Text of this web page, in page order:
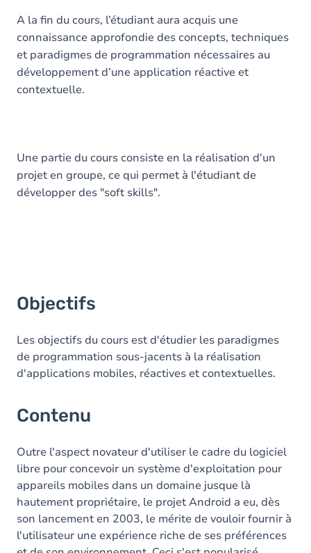
Contenu
A la fin du cours, l’étudiant aura acquis une
connaissance approfondie des concepts, techniques
et paradigmes de programmation nécessaires au
développement d’une application réactive et
contextuelle.
Une partie du cours consiste en la réalisation d'un
projet en groupe, ce qui permet à l'étudiant de
développer des "soft skills".
Objectifs
Les objectifs du cours est d'étudier les paradigmes
de programmation sous-jacents à la réalisation
d'applications mobiles, réactives et contextuelles.
Contenu
Outre l'aspect novateur d'utiliser le cadre du logiciel
libre pour concevoir un système d'exploitation pour
appareils mobiles dans un domaine jusque là
hautement propriétaire, le projet Android a eu, dès
son lancement en 2003, le mérite de vouloir fournir à
l'utilisateur une expérience riche de ses préférences